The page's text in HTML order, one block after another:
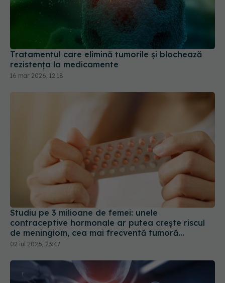
Tratamentul care elimină tumorile și blochează
rezistența la medicamente
Studiu pe 3 milioane de femei: unele
contraceptive hormonale ar putea crește riscul
de meningiom, cea mai frecventă tumoră
cerebrală
02 iul 2026, 23:47